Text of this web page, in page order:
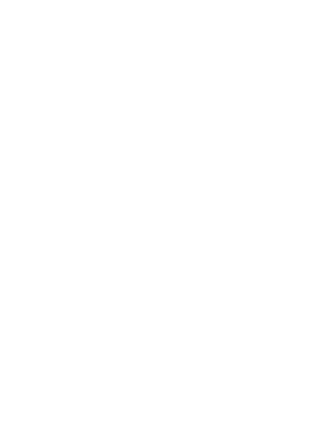
nocifs. La trajectoire du luffa, qu'il soit
ancienne, de la Grèce antique et de la
même de son nom varie
», signifiant éponge.
consultez notre guide sur
anciennes comme éponge
XVIᵉ siècle et regagner en popularité
écologique, le luffa connaît un